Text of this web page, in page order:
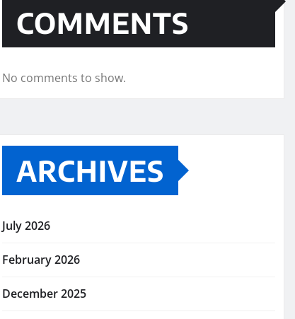
COMMENTS
No comments to show.
ARCHIVES
July 2026
February 2026
December 2025